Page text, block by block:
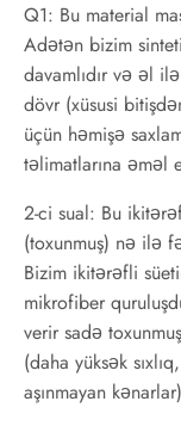
Q1: Bu material
Adətən bizim
davamlıdır və əl
dövr (xüsusi
üçün həmişə
təlimatlarına əməl
2-ci sual: Bu
(toxunmuş) nə ilə
Bizim ikitərəfli
mikrofiber
verir sadə
(daha yüksək
aşınmayan